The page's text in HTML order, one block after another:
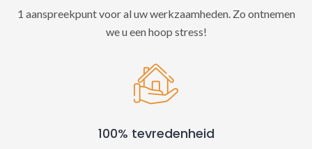
1 aanspreekpunt voor al uw werkzaamheden. Zo ontnemen
we u een hoop stress!
100% tevredenheid